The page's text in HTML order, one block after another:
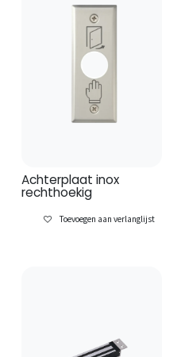
Achterplaat inox
rechthoekig
Toevoegen aan verlanglijst